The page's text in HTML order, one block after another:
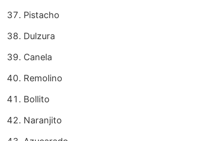
Pistacho
Dulzura
Canela
Remolino
Bollito
Naranjito